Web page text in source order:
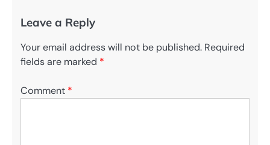
Leave a Reply
Your email address will not be published. Required
fields are marked *
Comment *